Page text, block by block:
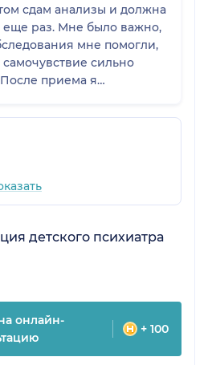
сдам анализы и должна
еще раз. Мне было важно,
мне помогли,
сильно
приема я
комфортно, врач все
достаточно времени.
детского психиатра
онлайн-
+ 100